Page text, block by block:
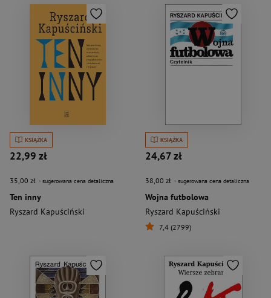
KSIĄŻKA
22,99 zł
35,00 zł - sugerowana cena detaliczna
Ten inny
Ryszard Kapuściński
KSIĄŻKA
24,67 zł
38,00 zł - sugerowana cena detaliczna
Wojna futbolowa
Ryszard Kapuściński
7,4 (2799)